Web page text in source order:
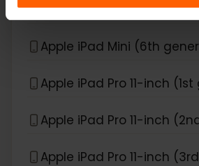
Apple iPad Mini (5th
Apple iPad Mini (6th
Apple iPad Pro 11-inch
Apple iPad Pro 11-inch
Apple iPad Pro 11-inch